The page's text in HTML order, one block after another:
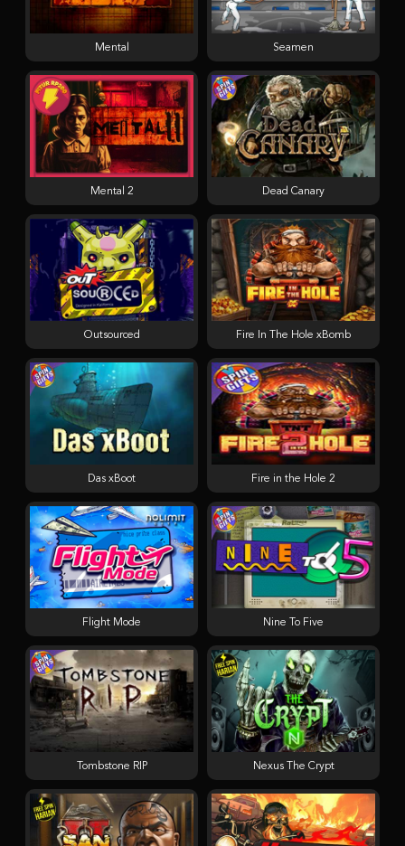
Seamen
Mental 2
Mental
Outsourced
Nexus The Crypt
Tombstone RIP
Fire in the Hole 2
Fire In The Hole xBomb
Das xBoot
Nine To Five
Flight Mode
Dead Canary